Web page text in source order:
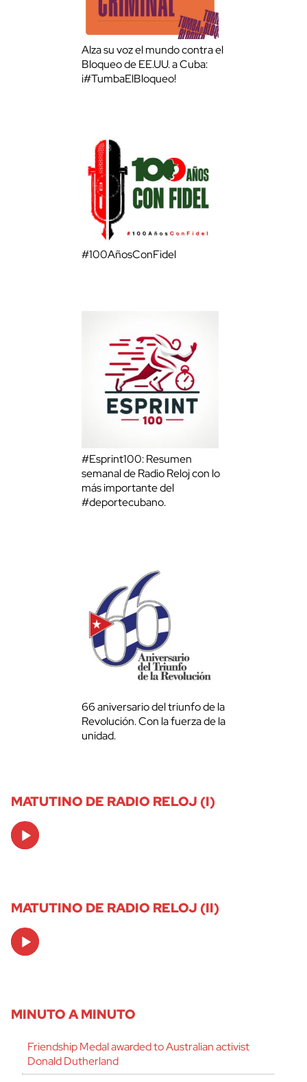
Alza su voz el mundo contra el
Bloqueo de EE.UU. a Cuba:
¡#TumbaElBloqueo!
#100AñosConFidel
#Esprint100: Resumen
semanal de Radio Reloj con lo
más importante del
#deportecubano.
66 aniversario del triunfo de la
Revolución. Con la fuerza de la
unidad.
MATUTINO DE RADIO RELOJ (I)
Audio
Player
MATUTINO DE RADIO RELOJ (II)
Audio
Player
MINUTO A MINUTO
Friendship Medal awarded to Australian activist
Donald Dutherland